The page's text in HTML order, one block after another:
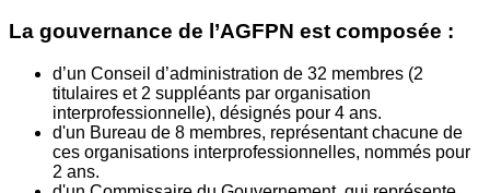
La gouvernance de l’AGFPN est composée :
d’un Conseil d’administration de 32 membres (2
titulaires et 2 suppléants par organisation
interprofessionnelle), désignés pour 4 ans.
d'un Bureau de 8 membres, représentant chacune de
ces organisations interprofessionnelles, nommés pour
2 ans.